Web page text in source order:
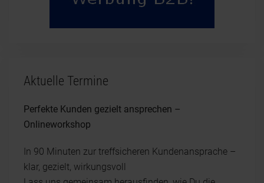
Aktuelle Termine
Perfekte Kunden gezielt ansprechen –
Onlineworkshop
In 90 Minuten zur treffsicheren Kundenansprache –
klar, gezielt, wirkungsvoll